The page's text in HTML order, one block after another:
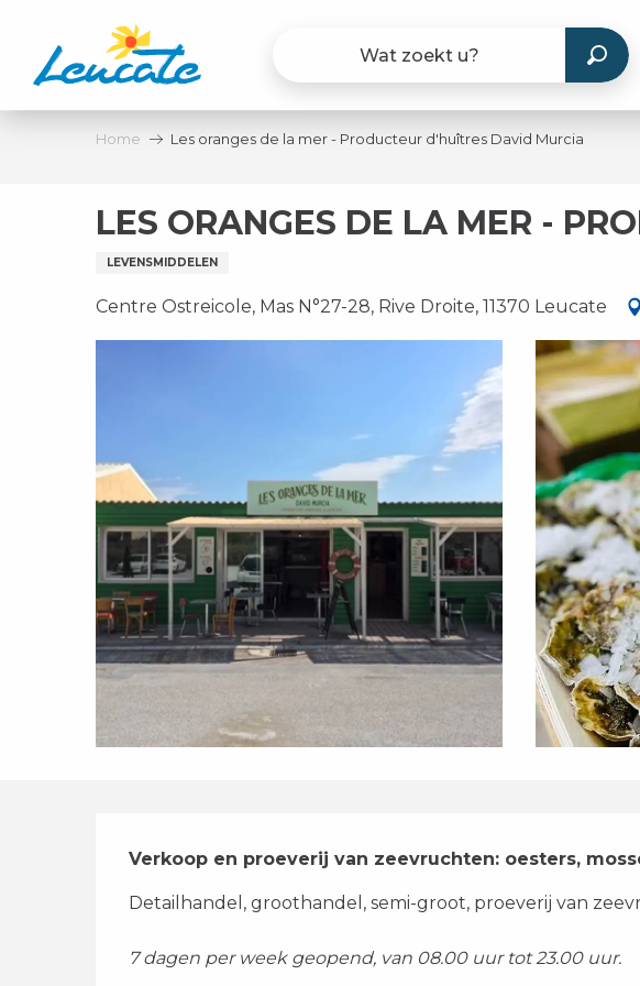
contenu
principal
Home Les oranges de la mer - Producteur d'huîtres David Murcia
LES ORANGES DE LA MER -
LEVENSMIDDELEN
Centre Ostreicole, Mas N°27-28, Rive Droite, 11370 Leucate
Beschrijving
Verkoop en proeverij van zeevruchten: oesters,
Detailhandel, groothandel, semi-groot, proeverij van
7 dagen per week geopend, van 08.00 uur tot 23.00 uur.